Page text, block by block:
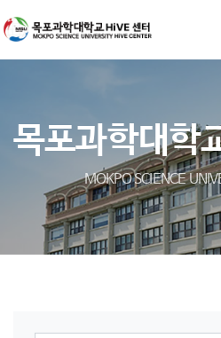
목포과학대학
MOKPO SCIENCE